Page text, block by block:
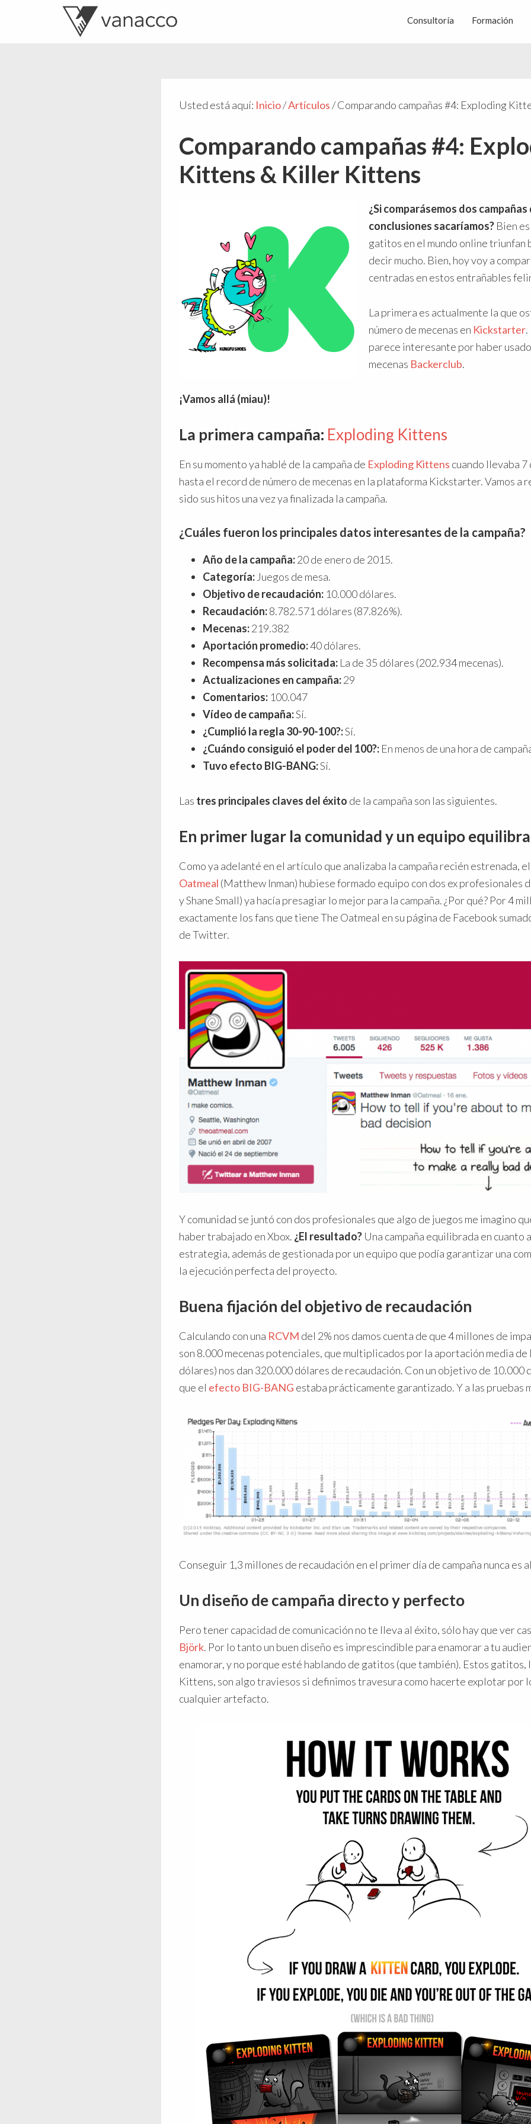
Consultoría Formación
Usted está aquí: Inicio/Artículos/Comparando campañas #4: Exploding
Comparando campañas #4:
Kittens & Killer Kittens
¿Si comparásemos dos
conclusiones sacaríamos? Bien
gatitos en el mundo online triunfan
decir mucho. Bien, hoy voy a
centradas en estos entrañables
La primera es actualmente la que
número de mecenas en Kickstarter.
parece interesante por haber
mecenas Backerclub.
¡Vamos allá (miau)!
La primera campaña: Exploding Kittens
En su momento ya hablé de la campaña de Exploding Kittens cuando llevaba 7
hasta el record de número de mecenas en la plataforma Kickstarter. Vamos a
sido sus hitos una vez ya finalizada la campaña.
¿Cuáles fueron los principales datos interesantes de la campaña?
Año de la campaña:20 de enero de 2015.
Categoría: Juegos de mesa.
Objetivo de recaudación: 10.000 dólares.
Recaudación:8.782.571 dólares (87.826%).
Mecenas:219.382
Aportación promedio:40 dólares.
Recompensa más solicitada: La de 35 dólares (202.934 mecenas).
Actualizaciones en campaña:29
Comentarios: 100.047
Vídeo de campaña:Sí.
¿Cumplió la regla 30-90-100?:Sí.
¿Cuándo consiguió el poder del 100?: En menos de una hora de
Tuvo efecto BIG-BANG:Sí.
Las tres principales claves del éxito de la campaña son las siguientes.
En primer lugar la comunidad y un equipo
Como ya adelanté en el artículo que analizaba la campaña recién estrenada,
Oatmeal (Matthew Inman) hubiese formado equipo con dos ex profesionales
y Shane Small) ya hacía presagiar lo mejor para la campaña. ¿Por qué? Por 4
exactamente los fans que tiene The Oatmeal en su página de Facebook
de Twitter.
Y comunidad se juntó con dos profesionales que algo de juegos me imagino
haber trabajado en Xbox. ¿El resultado? Una campaña equilibrada en cuanto
estrategia, además de gestionada por un equipo que podía garantizar una
la ejecución perfecta del proyecto.
Buena fijación del objetivo de recaudación
Calculando con una RCVM del 2% nos damos cuenta de que 4 millones de
son 8.000 mecenas potenciales, que multiplicados por la aportación media de
dólares) nos dan 320.000 dólares de recaudación. Con un objetivo de 10.000
que el efecto BIG-BANG estaba prácticamente garantizado. Y a las pruebas
Conseguir 1,3 millones de recaudación en el primer día de campaña nunca es
Un diseño de campaña directo y perfecto
Pero tener capacidad de comunicación no te lleva al éxito, sólo hay que ver
Björk. Por lo tanto un buen diseño es imprescindible para enamorar a tu
enamorar, y no porque esté hablando de gatitos (que también). Estos gatitos,
Kittens, son algo traviesos si definimos travesura como hacerte explotar por
cualquier artefacto.